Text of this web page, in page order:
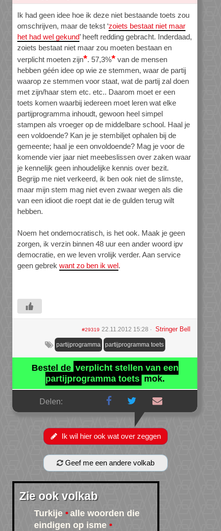
Ik had geen idee hoe ik deze niet bestaande toets zou
omschrijven, maar de tekst ‘zoiets bestaat niet maar
het had wel gekund’ heeft redding gebracht. Inderdaad,
zoiets bestaat niet maar zou moeten bestaan en
verplicht moeten zijn*. 57,3%* van de mensen
hebben géén idee op wie ze stemmen, waar de partij
waarop ze stemmen voor staat, wat de partij zal doen
met zijn/haar stem etc. etc.. Daarom moet er een
toets komen waarbij iedereen moet leren wat elke
partijprogramma inhoudt, gewoon heel simpel
stampen als vroeger op de middelbare school. Haal je
een voldoende? Kan je je stembiljet ophalen bij de
gemeente; haal je een onvoldoende? Mag je voor de
komende vier jaar niet meebeslissen over zaken waar
je kennelijk geen inhoudelijke kennis over bezit.
Begrijp me niet verkeerd, ik ben ook niet de slimste,
maar mijn stem mag niet even zwaar wegen als die
van een idioot die roept dat ie de gulden terug wilt
hebben.
Noem het ondemocratisch, is het ook. Maak je geen
zorgen, ik verzin binnen 48 uur een ander woord ipv
democratie, en we leven vrolijk verder. Aan service
geen gebrek want zo ben ik wel.
#29319 22.11.2012 15:28 Stringer Bell
partijprogramma partijprogramma toets
Bestel de verplicht stellen van een
partijprogramma toets mok.
Delen:
Ik wil hier ook wat over zeggen
Geef me een andere volkab
Zie ook volkab
Turkije
alle woorden die
eindigen op isme